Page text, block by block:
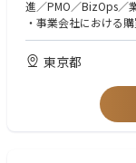
200 円 × 「自宅」で
■現状の組織の運営
・配属先組織の平
ェクトに中心メンバ
■ドコモが保有して
ばれる端末調達に挑
■担当業務に関わる
じて、更なるスキル
＝＝＝＝＝＝＝＝＝＝
・全社横断プロジェ
理、進行管理
・経営層・事業部門
進／PMO／BizOps／
・事業会社における
務
【以下は必須】
・複数のステークホ
・論点を構造的に整
東京都